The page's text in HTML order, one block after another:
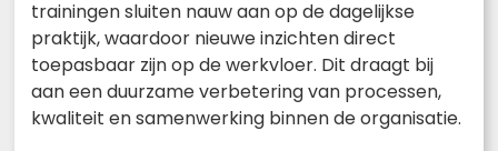
trainingen sluiten nauw aan op de dagelijkse
praktijk, waardoor nieuwe inzichten direct
toepasbaar zijn op de werkvloer. Dit draagt bij
aan een duurzame verbetering van processen,
kwaliteit en samenwerking binnen de organisatie.